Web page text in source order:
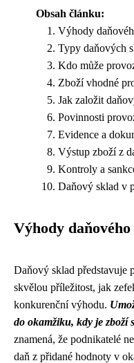
Obsah článku:
Výhody
Typy daňových
Kdo může
Zboží vhodné
Jak založit
Povinnosti
Evidence a
Výstup zboží z
Kontroly a
Daňový sklad v
Výhody
Daňový sklad představuje
skvělou příležitost, jak
konkurenční výhodu.
do okamžiku, kdy je zboží
znamená, že podnikatelé
daň z přidané hodnoty v